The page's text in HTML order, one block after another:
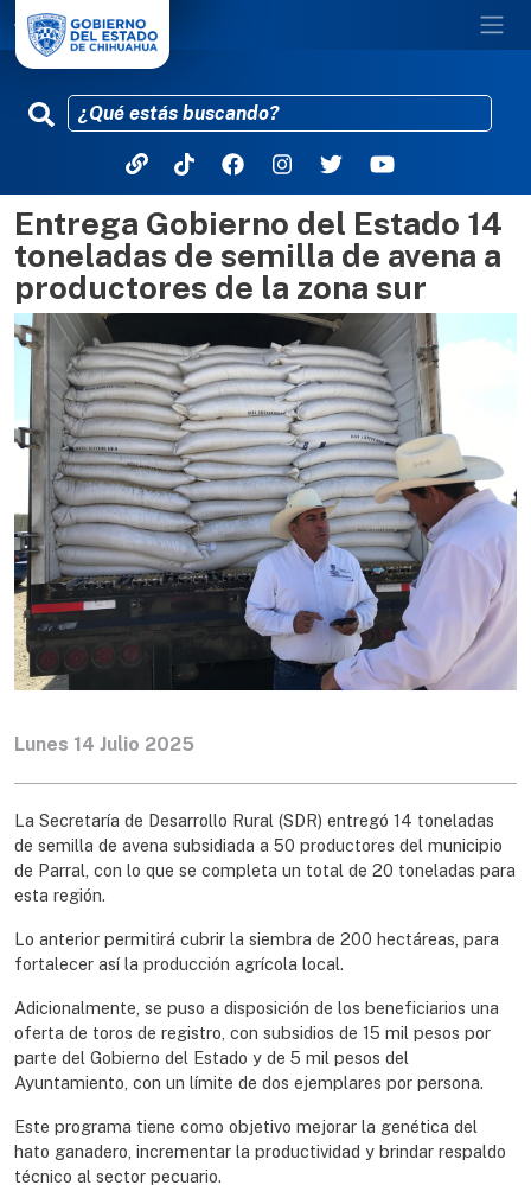
Pasar al contenido principal
Entrega Gobierno del Estado 14
toneladas de semilla de avena a
productores de la zona sur
Lunes 14 Julio 2025
La Secretaría de Desarrollo Rural (SDR) entregó 14 toneladas
de semilla de avena subsidiada a 50 productores del municipio
de Parral, con lo que se completa un total de 20 toneladas para
esta región.
Lo anterior permitirá cubrir la siembra de 200 hectáreas, para
fortalecer así la producción agrícola local.
Adicionalmente, se puso a disposición de los beneficiarios una
oferta de toros de registro, con subsidios de 15 mil pesos por
parte del Gobierno del Estado y de 5 mil pesos del
Ayuntamiento, con un límite de dos ejemplares por persona.
Este programa tiene como objetivo mejorar la genética del
hato ganadero, incrementar la productividad y brindar respaldo
técnico al sector pecuario.